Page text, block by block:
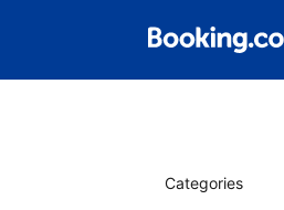
Categories